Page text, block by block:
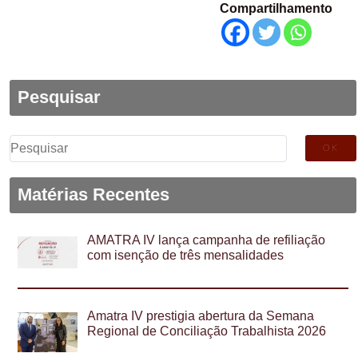
Compartilhamento
Pesquisar
Pesquisar
por:
Matérias Recentes
AMATRA IV lança campanha de refiliação
com isenção de três mensalidades
Amatra IV prestigia abertura da Semana
Regional de Conciliação Trabalhista 2026